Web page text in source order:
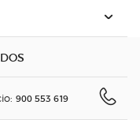
900 553 619